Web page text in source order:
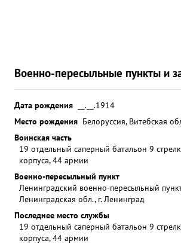
Военно-пересыльные пункты и
Дата рождения
__.__.1914
Место рождения Белоруссия, Витебская
Воинская часть
19 отдельный саперный батальон 9
корпуса, 44 армии
Военно-пересыльный пункт
Ленинградский военно-пересыльный
Ленинградская обл., г. Ленинград
Последнее место службы
19 отдельный саперный батальон 9
корпуса, 44 армии